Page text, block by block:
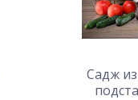
Садж из